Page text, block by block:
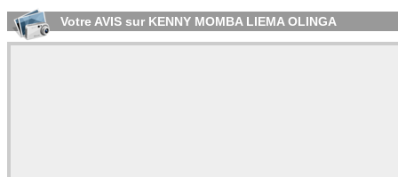
Votre AVIS sur KENNY MOMBA LIEMA OLINGA